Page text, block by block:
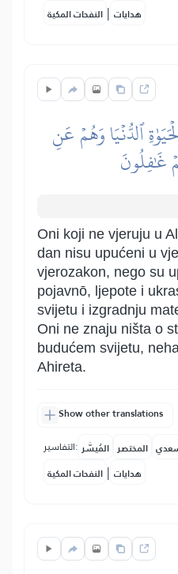
النفحات المكية | هدايات
ٱلدُّنۡيَا وَهُمۡ عَنِ
غَٰفِلُونَ
Oni koji ne vjeruju u
dan nisu upućeni u
vjerozakon, nego su
pojavnō, ljepote i
svijetu i izgradnju
Oni ne znaju ništa o
budućem svijetu,
Ahireta.
Show other translations
التفاسير: المُيسَّر المختصر
النفحات المكية | هدايات